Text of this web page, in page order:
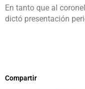
En tanto que al
dictó presentación
Compartir